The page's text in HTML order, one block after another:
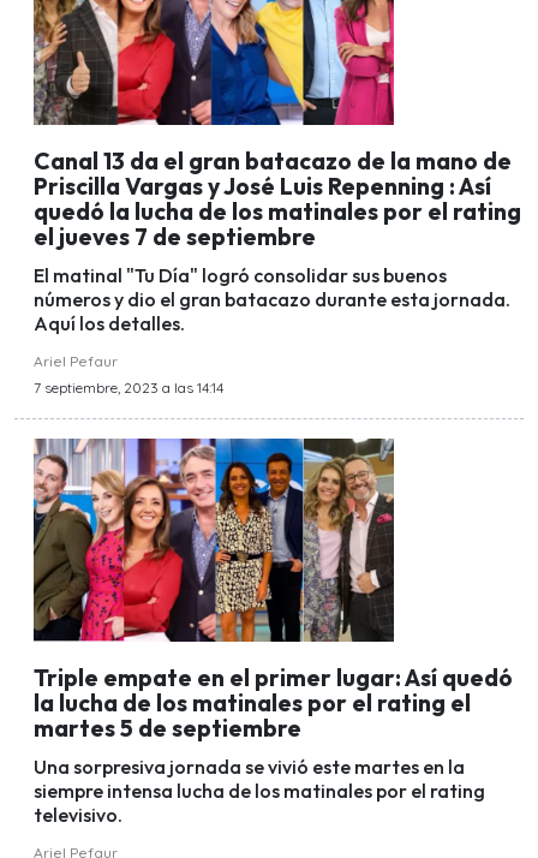
Canal 13 da el gran batacazo de la mano de
Priscilla Vargas y José Luis Repenning : Así
quedó la lucha de los matinales por el rating
el jueves 7 de septiembre
El matinal "Tu Día" logró consolidar sus buenos
números y dio el gran batacazo durante esta jornada.
Aquí los detalles.
Ariel Pefaur
7 septiembre, 2023 a las 14:14
Triple empate en el primer lugar: Así quedó
la lucha de los matinales por el rating el
martes 5 de septiembre
Una sorpresiva jornada se vivió este martes en la
siempre intensa lucha de los matinales por el rating
televisivo.
Ariel Pefaur